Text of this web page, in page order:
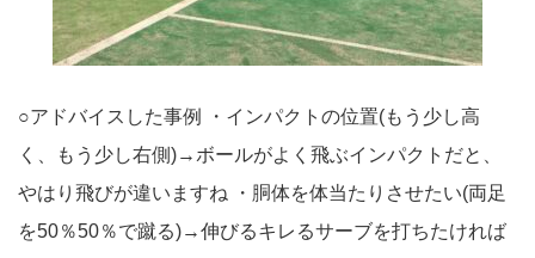
○アドバイスした事例 ・インパクトの位置(もう少し高
く、もう少し右側)→ボールがよく飛ぶインパクトだと、
やはり飛びが違いますね ・胴体を体当たりさせたい(両足
を50％50％で蹴る)→伸びるキレるサーブを打ちたければ